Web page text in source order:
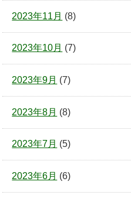
2023年11月 (8)
2023年10月 (7)
2023年9月 (7)
2023年8月 (8)
2023年7月 (5)
2023年6月 (6)